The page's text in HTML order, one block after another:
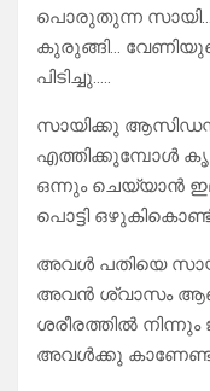
പൊരുതുന്ന
കുരുങ്ങി…
പിടിച്ചു…..
സായിക്കു
എത്തിക്കുമ്പോൾ
ഒന്നും ചെയ്യാൻ
പൊട്ടി
അവൾ പതിയെ
അവൻ ശ്വാസം
ശരീരത്തിൽ
അവൾക്കു